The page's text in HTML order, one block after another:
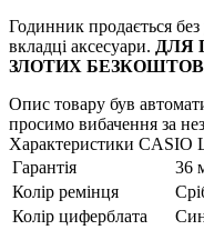
Годинник продається
вкладці аксесуари. ДЛЯ
ЗЛОТИХ
Опис товару був
просимо вибачення за
Характеристики CASIO
Гарантія
36
Колір ремінця
Колір циферблата